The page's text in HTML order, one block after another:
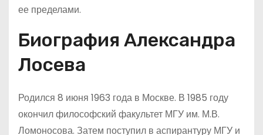
ее пределами.
Биография Александра
Лосева
Родился 8 июня 1963 года в Москве. В 1985 году
окончил философский факультет МГУ им. М.В.
Ломоносова. Затем поступил в аспирантуру МГУ и